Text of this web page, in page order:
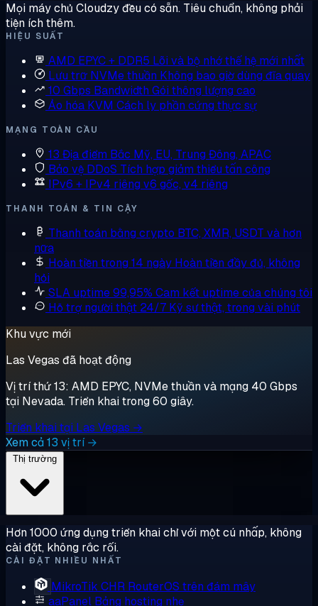
Mọi máy chủ Cloudzy đều có sẵn. Tiêu chuẩn, không phải
tiện ích thêm.
HIỆU SUẤT
AMD EPYC + DDR5 Lõi và bộ nhớ thế hệ mới nhất
Lưu trữ NVMe thuần Không bao giờ dùng đĩa quay
10 Gbps Bandwidth Gói thông lượng cao
Ảo hóa KVM Cách ly phần cứng thực sự
MẠNG TOÀN CẦU
13 Địa điểm Bắc Mỹ, EU, Trung Đông, APAC
Bảo vệ DDoS Tích hợp giảm thiểu tấn công
IPv6 + IPv4 riêng v6 gốc, v4 riêng
THANH TOÁN & TIN CẬY
Thanh toán bằng crypto BTC, XMR, USDT và hơn
nữa
Hoàn tiền trong 14 ngày Hoàn tiền đầy đủ, không
hỏi
SLA uptime 99,95% Cam kết uptime của chúng tôi
Hỗ trợ người thật 24/7 Kỹ sư thật, trong vài phút
Khu vực mới
Las Vegas đã hoạt động
Vị trí thứ 13: AMD EPYC, NVMe thuần và mạng 40 Gbps
tại Nevada. Triển khai trong 60 giây.
Triển khai tại Las Vegas →
Xem cả 13 vị trí →
Hơn 1000 ứng dụng triển khai chỉ với một cú nhấp, không
cài đặt, không rắc rối.
CÀI ĐẶT NHIỀU NHẤT
MikroTik CHR RouterOS trên đám mây
aaPanel Bảng hosting nhẹ